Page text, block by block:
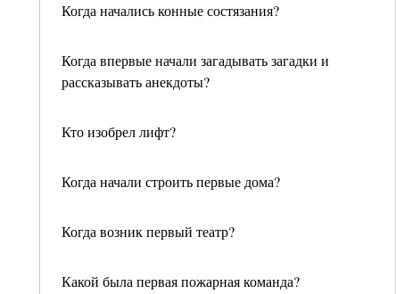
Когда начались конные состязания?
Когда впервые начали загадывать загадки и
рассказывать анекдоты?
Кто изобрел лифт?
Когда начали строить первые дома?
Когда возник первый театр?
Какой была первая пожарная команда?